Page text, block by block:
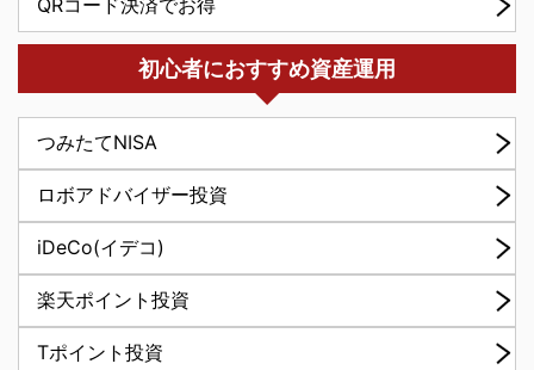
初心者におすすめ資産運用
つみたてNISA
ロボアドバイザー投資
iDeCo(イデコ)
楽天ポイント投資
Tポイント投資